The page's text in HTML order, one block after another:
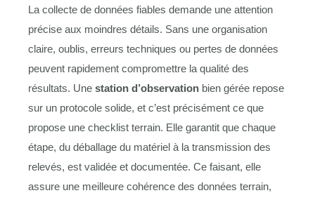
La collecte de données fiables demande une attention
précise aux moindres détails. Sans une organisation
claire, oublis, erreurs techniques ou pertes de données
peuvent rapidement compromettre la qualité des
résultats. Une station d’observation bien gérée repose
sur un protocole solide, et c’est précisément ce que
propose une checklist terrain. Elle garantit que chaque
étape, du déballage du matériel à la transmission des
relevés, est validée et documentée. Ce faisant, elle
assure une meilleure cohérence des données terrain,